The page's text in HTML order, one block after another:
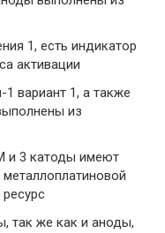
1, есть индикатор
активации
1 вариант 1, а также
из
и 3 катоды имеют
так же как и аноды,